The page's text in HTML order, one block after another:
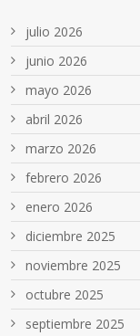
julio 2026
junio 2026
mayo 2026
abril 2026
marzo 2026
febrero 2026
enero 2026
diciembre 2025
noviembre 2025
octubre 2025
septiembre 2025